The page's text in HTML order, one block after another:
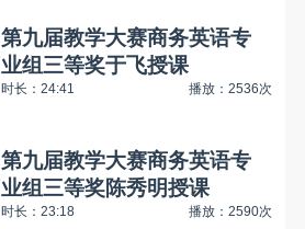
第九届教学大赛商务英语专
业组三等奖于飞授课
时长：24:41 播放：2536次
第九届教学大赛商务英语专
业组三等奖陈秀明授课
时长：23:18 播放：2590次